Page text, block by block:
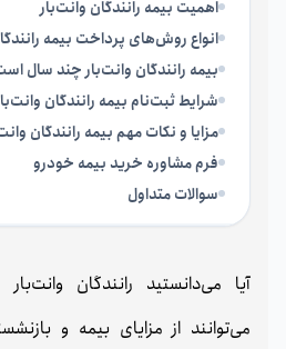
اهمیت بیمه رانندگان وانت‌بار
انواع روش‌های پرداخت بیمه
بیمه رانندگان وانت‌بار چند سال
شرایط ثبت‌نام بیمه رانندگان
مزایا و نکات مهم بیمه رانندگان
فرم مشاوره خرید بیمه خودرو
سوالات متداول
آیا می‌دانستید رانندگان
می‌توانند از مزایای بیمه و